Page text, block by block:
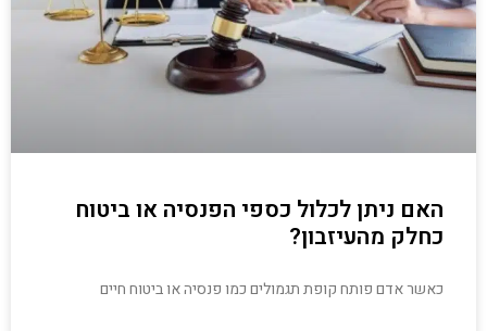
האם ניתן לכלול כספי הפנסיה או ביטוח
כחלק מהעיזבון?
כאשר אדם פותח קופת תגמולים כמו פנסיה או ביטוח חיים